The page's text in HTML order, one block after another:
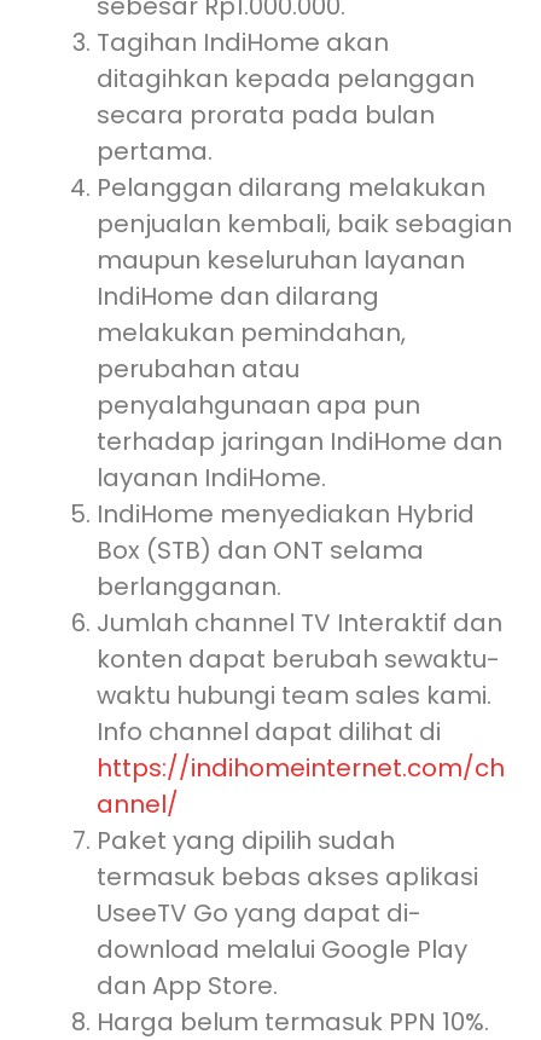
Tagihan IndiHome akan
ditagihkan kepada pelanggan
secara prorata pada bulan
pertama.
Pelanggan dilarang melakukan
penjualan kembali, baik sebagian
maupun keseluruhan layanan
IndiHome dan dilarang
melakukan pemindahan,
perubahan atau
penyalahgunaan apa pun
terhadap jaringan IndiHome dan
layanan IndiHome.
IndiHome menyediakan Hybrid
Box (STB) dan ONT selama
berlangganan.
Jumlah channel TV Interaktif dan
konten dapat berubah sewaktu-
waktu hubungi team sales kami.
Info channel dapat dilihat di
https://indihomeinternet.com/ch
annel/
Paket yang dipilih sudah
termasuk bebas akses aplikasi
UseeTV Go yang dapat di-
download melalui Google Play
dan App Store.
Harga belum termasuk PPN 10%.